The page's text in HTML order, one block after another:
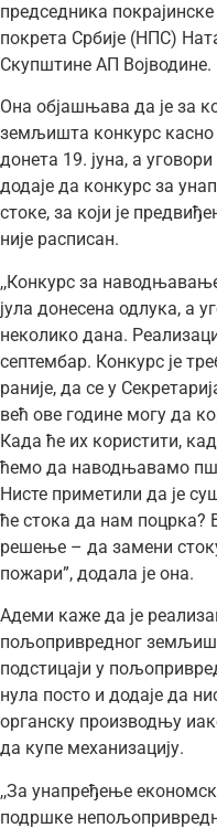
председника
покрета Србије (НПС)
Скупштине АП Војводине.
Она објашњава да је за
земљишта конкурс касно
донета 19. јуна, а
додаје да конкурс за
стоке, за који је
није расписан.
,,Конкурс за
јула донесена одлука, а
неколико дана.
септембар. Конкурс је
раније, да се у
већ ове године могу да
Када ће их користити,
ћемо да наводњавамо
Нисте приметили да је
ће стока да нам поцрка?
решење – да замени
пожари”, додала је она.
Адеми каже да је
пољопривредног
подстицаји у
нула посто и додаје да
органску производњу
да купе механизацију.
,,За унапређење
подршке